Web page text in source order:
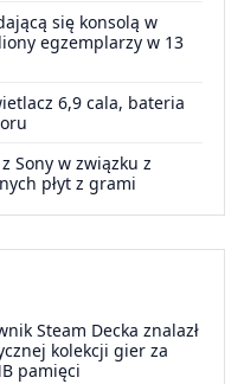
się konsolą w
egzemplarzy w 13
6,9 cala, bateria
Sony w związku z
płyt z grami
Steam Decka znalazł
kolekcji gier za
pamięci